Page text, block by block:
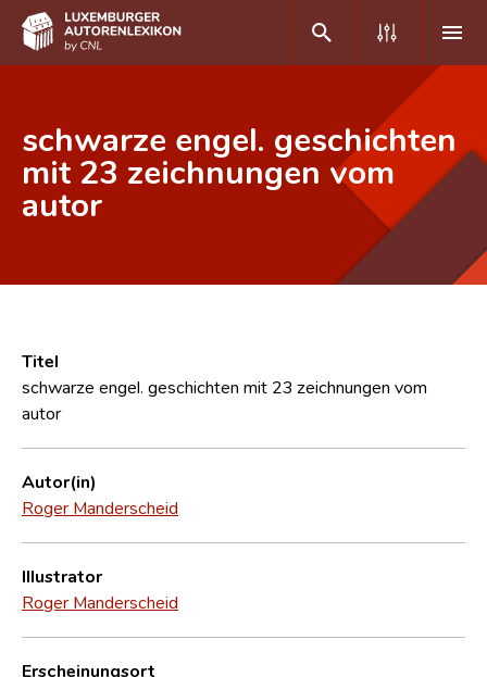
DE FR
Home
Erweiterte Suche
CNL
Forschungsgruppe
schwarze engel. geschichten
mit 23 zeichnungen vom
autor
Titel
schwarze engel. geschichten mit 23 zeichnungen vom
autor
Autor(in)
Roger Manderscheid
Illustrator
Roger Manderscheid
Erscheinungsort